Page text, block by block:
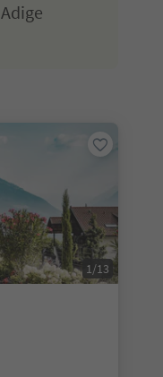
1/13